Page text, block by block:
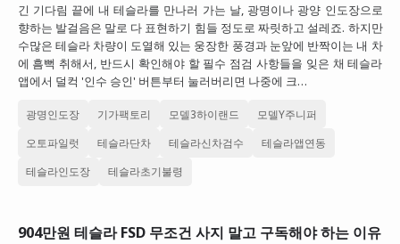
긴 기다림 끝에 내 테슬라를 만나러 가는 날, 광명이나 광양 인도장으로
향하는 발걸음은 말로 다 표현하기 힘들 정도로 짜릿하고 설레죠. 하지만
수많은 테슬라 차량이 도열해 있는 웅장한 풍경과 눈앞에 반짝이는 내 차
에 흠뻑 취해서, 반드시 확인해야 할 필수 점검 사항들을 잊은 채 테슬라
앱에서 덜컥 '인수 승인' 버튼부터 눌러버리면 나중에 크…
광명인도장 기가팩토리 모델3하이랜드 모델Y주니퍼
오토파일럿 테슬라단차 테슬라신차검수 테슬라앱연동
테슬라인도장 테슬라초기불령
904만원 테슬라 FSD 무조건 사지 말고 구독해야 하는 이유